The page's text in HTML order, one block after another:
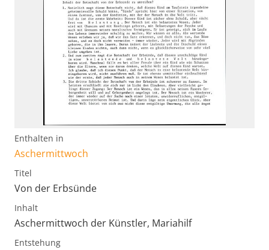
Enthalten in
Aschermittwoch
Titel
Von der Erbsünde
Inhalt
Aschermittwoch der Künstler, Mariahilf
Entstehung